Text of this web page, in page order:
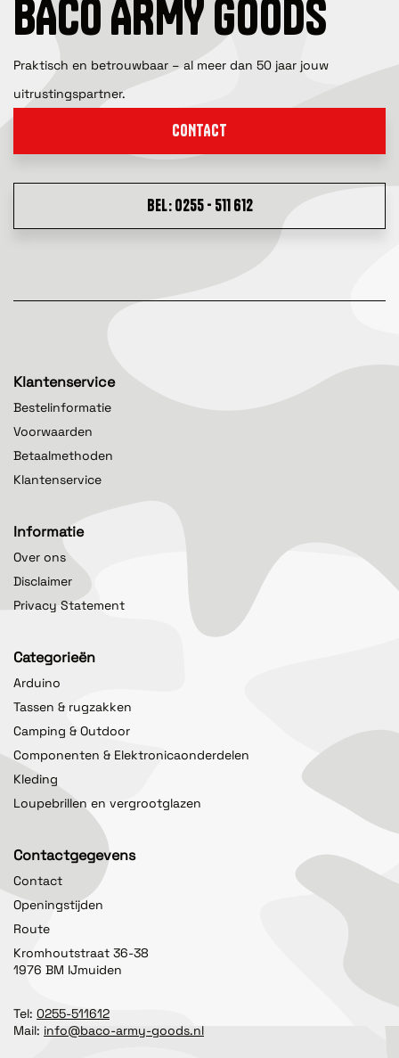
BACO ARMY GOODS
Praktisch en betrouwbaar – al meer dan 50 jaar jouw
uitrustingspartner.
CONTACT
BEL: 0255 - 511 612
Klantenservice
Bestelinformatie
Voorwaarden
Betaalmethoden
Klantenservice
Informatie
Over ons
Disclaimer
Privacy Statement
Categorieën
Arduino
Tassen & rugzakken
Camping & Outdoor
Componenten & Elektronicaonderdelen
Kleding
Loupebrillen en vergrootglazen
Contactgegevens
Contact
Openingstijden
Route
Kromhoutstraat 36-38
1976 BM IJmuiden
Tel: 0255-511612
Mail: info@baco-army-goods.nl